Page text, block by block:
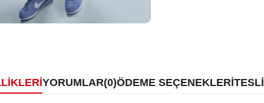
YORUMLAR(0)ÖDEME SEÇENEKLERI